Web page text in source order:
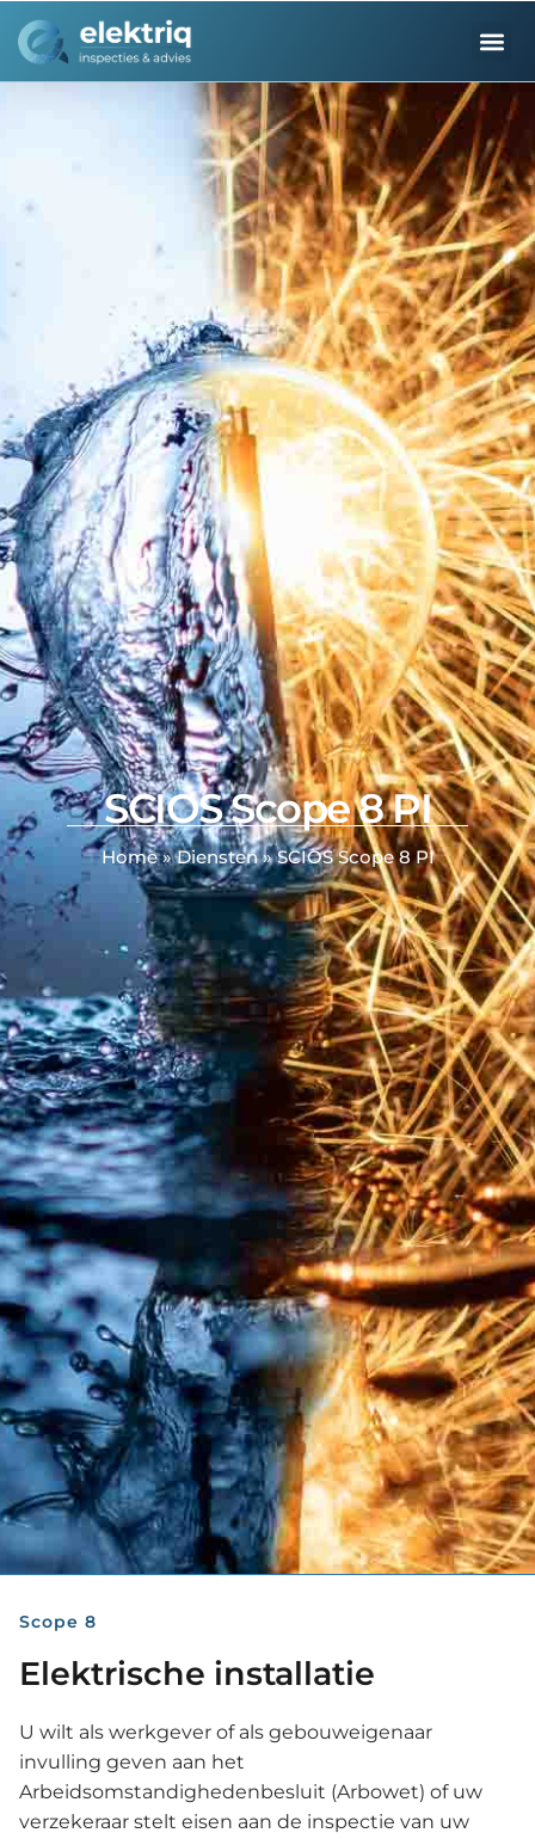
SCIOS Scope 8 PI
Home»Diensten»SCIOS Scope 8 PI
Scope 8
Elektrische installatie
U wilt als werkgever of als gebouweigenaar
invulling geven aan het
Arbeidsomstandighedenbesluit (Arbowet) of uw
verzekeraar stelt eisen aan de inspectie van uw